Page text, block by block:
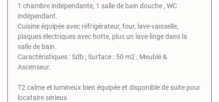
1 chambre indépendante, 1 salle de bain douche , WC
indépendant.
Cuisine équipée avec réfrigérateur, four, lave-vaisselle,
plaques électriques avec hotte, plus un lave-linge dans la
salle de bain.
Caractéristiques : Sdb ; Surface : 50 m2 ; Meublé &
Ascenseur.
T2 calme et lumineux bien équipée et disponible de suite pour
locataire sérieux.